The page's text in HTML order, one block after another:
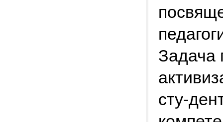
Задача
сту-